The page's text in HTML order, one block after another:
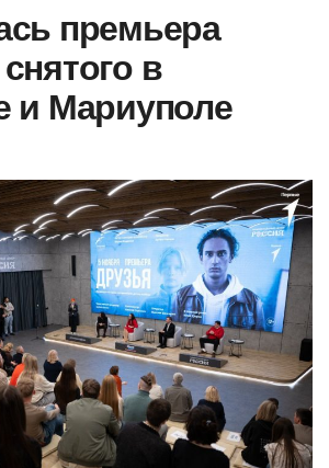
премьера
в
и Мариуполе